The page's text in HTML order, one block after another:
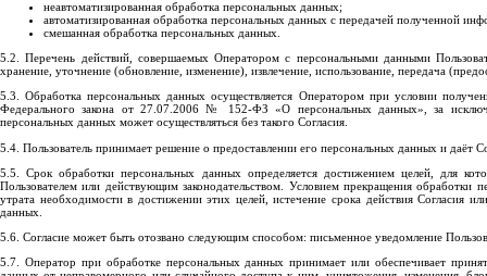
неавтоматизированная обработка персональных данных;
автоматизированная обработка персональных данных с передачей полученной
смешанная обработка персональных данных.
5.2. Перечень действий, совершаемых Оператором с персональными данными
хранение, уточнение (обновление, изменение), извлечение, использование, передача
5.3. Обработка персональных данных осуществляется Оператором при условии
Федерального закона от 27.07.2006 № 152-ФЗ «О персональных данных», за
персональных данных может осуществляться без такого Согласия.
5.4. Пользователь принимает решение о предоставлении его персональных данных и даёт
5.5. Срок обработки персональных данных определяется достижением целей, для
Пользователем или действующим законодательством. Условием прекращения
утрата необходимости в достижении этих целей, истечение срока действия Согласия
данных.
5.6. Согласие может быть отозвано следующим способом: письменное уведомление
5.7. Оператор при обработке персональных данных принимает или обеспечивает